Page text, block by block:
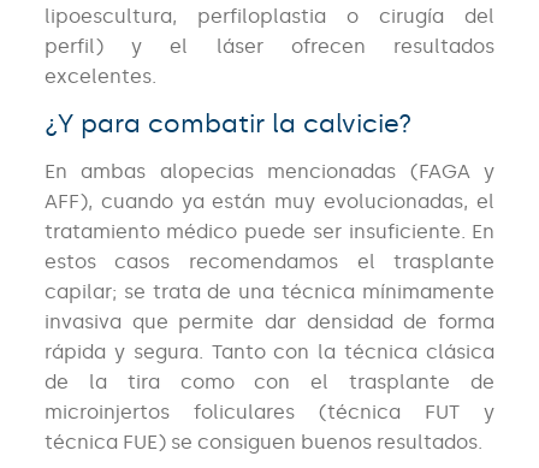
lipoescultura, perfiloplastia o cirugía del
perfil) y el láser ofrecen resultados
excelentes.
¿Y para combatir la calvicie?
En ambas alopecias mencionadas (FAGA y
AFF), cuando ya están muy evolucionadas, el
tratamiento médico puede ser insuficiente. En
estos casos recomendamos el trasplante
capilar; se trata de una técnica mínimamente
invasiva que permite dar densidad de forma
rápida y segura. Tanto con la técnica clásica
de la tira como con el trasplante de
microinjertos foliculares (técnica FUT y
técnica FUE) se consiguen buenos resultados.